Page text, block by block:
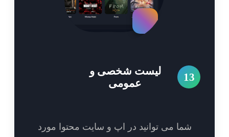
لیست شخصی و
عمومی
شما می توانید در اپ و سایت محتوا مورد